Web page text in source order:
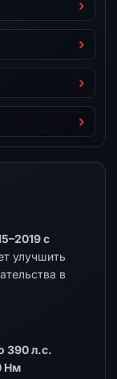
с
улучшить
в
390 л.с.
Нм